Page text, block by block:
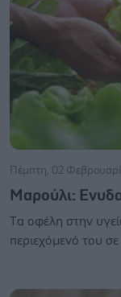
Πέμπτη, 02
Μαρούλι:
Tα οφέλη στην
περιεχόμενό του σε